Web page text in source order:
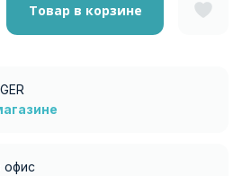
Товар в корзине